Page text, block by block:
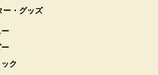
ー・グッズ
ク